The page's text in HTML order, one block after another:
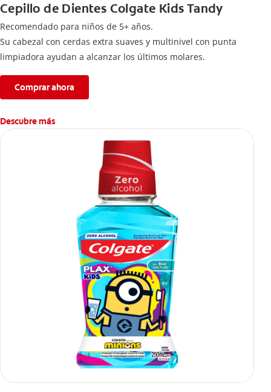
Cepillo de Dientes Colgate Kids Tandy
Recomendado para niños de 5+ años.
Su cabezal con cerdas extra suaves y multinivel con punta
limpiadora ayudan a alcanzar los últimos molares.
Comprar ahora
Descubre más